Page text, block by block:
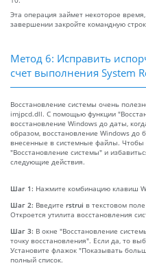
Эта операция займет некоторое
завершении закройте командную
Метод 6: Исправить
счет выполнения System
Восстановление системы очень
imjpcd.dll. С помощью функции
восстановление Windows до даты,
образом, восстановление Windows до
внесенные в системные файлы.
"Восстановление системы" и
следующие действия.
Шаг 1: Нажмите комбинацию клавиш
Шаг 2: Введите rstrui в текстовом
Откроется утилита восстановления
Шаг 3: В окне "Восстановление
точку восстановления". Если да, то
Установите флажок "Показывать
полный список.